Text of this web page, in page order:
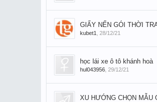
GIẤY NẾN GÓI THỜI
kubet1 28/12/21
học lái xe ô tô khánh hoà
hul043956 29/12/21
XU HƯỚNG CHỌN MẪU